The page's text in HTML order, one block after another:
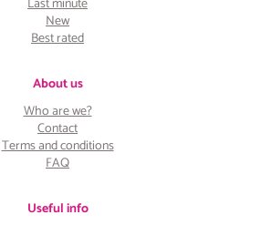
New
Best rated
About us
Who are we?
Contact
Terms and conditions
FAQ
Useful info